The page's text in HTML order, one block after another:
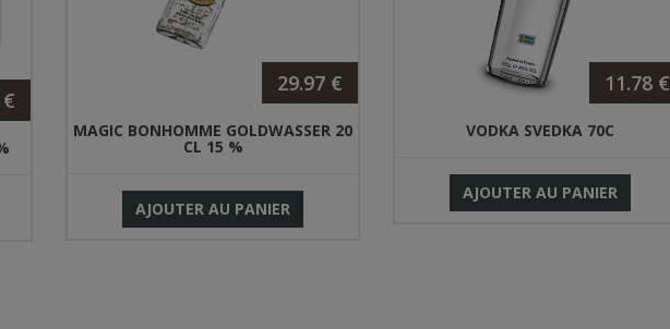
29.97 €
MAGIC BONHOMME GOLDWASSER 20
CL 15 %
AJOUTER AU PANIER
11.78 €
VODKA SVEDKA 70C
AJOUTER AU PANIER